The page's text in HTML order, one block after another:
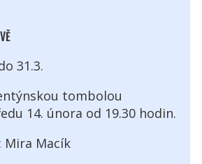
31.3.
tombolou
14. února od 19.30 hodin.
Mira Macík